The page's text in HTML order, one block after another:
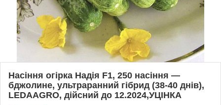
Насіння огірка Надія F1, 250 насіння —
бджолине, ультраранний гібрид (38-40 днів),
LEDAAGRO, дійсний до 12.2024,УЦІНКА